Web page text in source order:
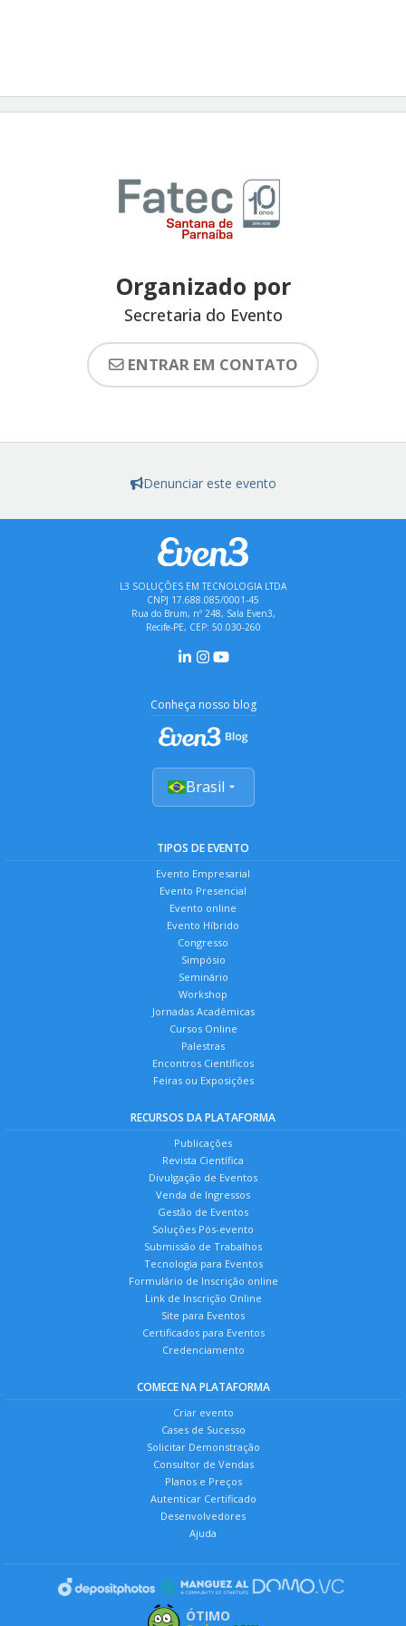
Organizado por
Secretaria do Evento
ENTRAR EM CONTATO
Denunciar este evento
L3 SOLUÇÕES EM TECNOLOGIA LTDA
CNPJ 17.688.085/0001-45
Rua do Brum, nº 248, Sala Even3,
Recife-PE, CEP: 50.030-260
Conheça nosso blog
Brasil
TIPOS DE EVENTO
Evento Empresarial
Evento Presencial
Evento online
Evento Híbrido
Congresso
Simpósio
Seminário
Workshop
Jornadas Acadêmicas
Cursos Online
Palestras
Encontros Científicos
Feiras ou Exposições
RECURSOS DA PLATAFORMA
Publicações
Revista Científica
Divulgação de Eventos
Venda de Ingressos
Gestão de Eventos
Soluções Pós-evento
Submissão de Trabalhos
Tecnologia para Eventos
Formulário de Inscrição online
Link de Inscrição Online
Site para Eventos
Certificados para Eventos
Credenciamento
COMECE NA PLATAFORMA
Criar evento
Cases de Sucesso
Solicitar Demonstração
Consultor de Vendas
Planos e Preços
Autenticar Certificado
Desenvolvedores
Ajuda
ÓTIMO